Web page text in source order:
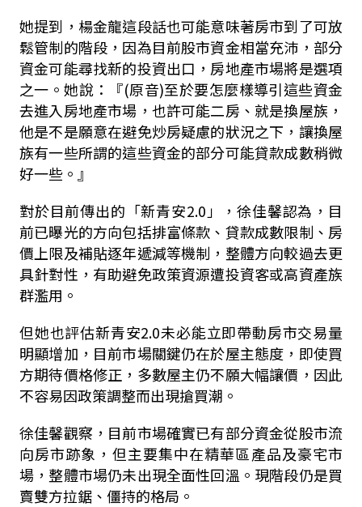
她提到，楊金龍這段話也可能意味著房市到了可放
鬆管制的階段，因為目前股市資金相當充沛，部分
資金可能尋找新的投資出口，房地產市場將是選項
之一。她說：『(原音)至於要怎麼樣導引這些資金
去進入房地產市場，也許可能二房、就是換屋族，
他是不是願意在避免炒房疑慮的狀況之下，讓換屋
族有一些所謂的這些資金的部分可能貸款成數稍微
好一些。』
對於目前傳出的「新青安2.0」，徐佳馨認為，目
前已曝光的方向包括排富條款、貸款成數限制、房
價上限及補貼逐年遞減等機制，整體方向較過去更
具針對性，有助避免政策資源遭投資客或高資產族
群濫用。
但她也評估新青安2.0未必能立即帶動房市交易量
明顯增加，目前市場關鍵仍在於屋主態度，即使買
方期待價格修正，多數屋主仍不願大幅讓價，因此
不容易因政策調整而出現搶買潮。
徐佳馨觀察，目前市場確實已有部分資金從股市流
向房市跡象，但主要集中在精華區產品及豪宅市
場，整體市場仍未出現全面性回溫。現階段仍是買
賣雙方拉鋸、僵持的格局。